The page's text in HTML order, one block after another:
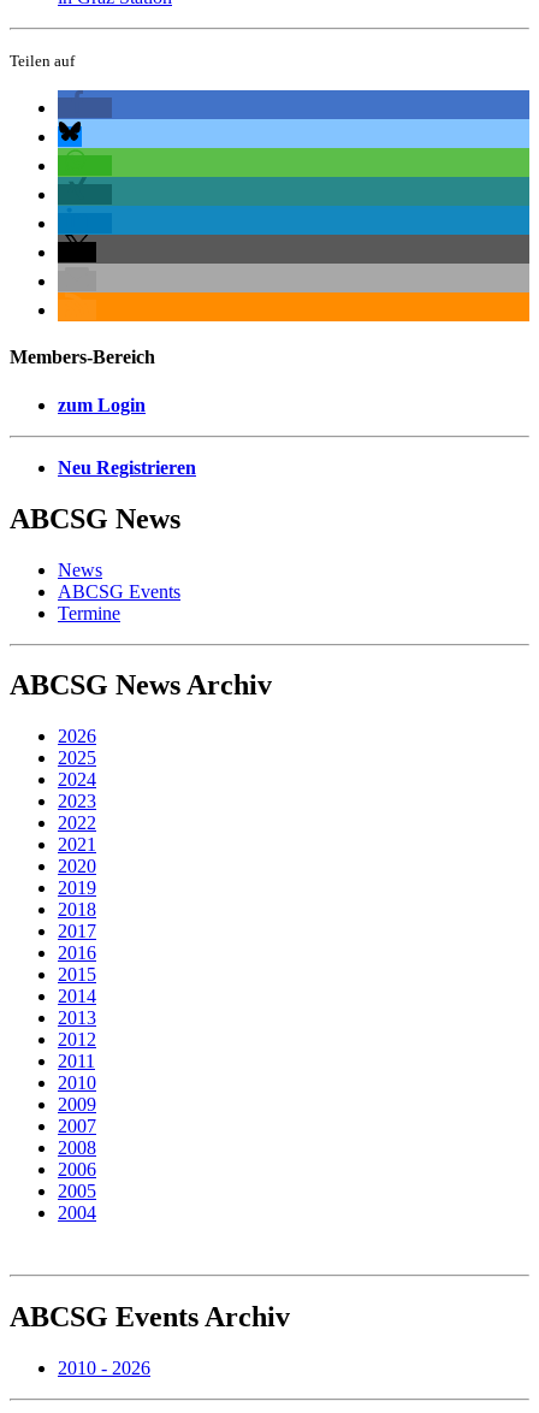
Teilen auf
Members-Bereich
zum Login
Neu Registrieren
ABCSG News
News
ABCSG Events
Termine
ABCSG News Archiv
2026
2025
2024
2023
2022
2021
2020
2019
2018
2017
2016
2015
2014
2013
2012
2011
2010
2009
2007
2008
2006
2005
2004
ABCSG Events Archiv
2010 - 2026